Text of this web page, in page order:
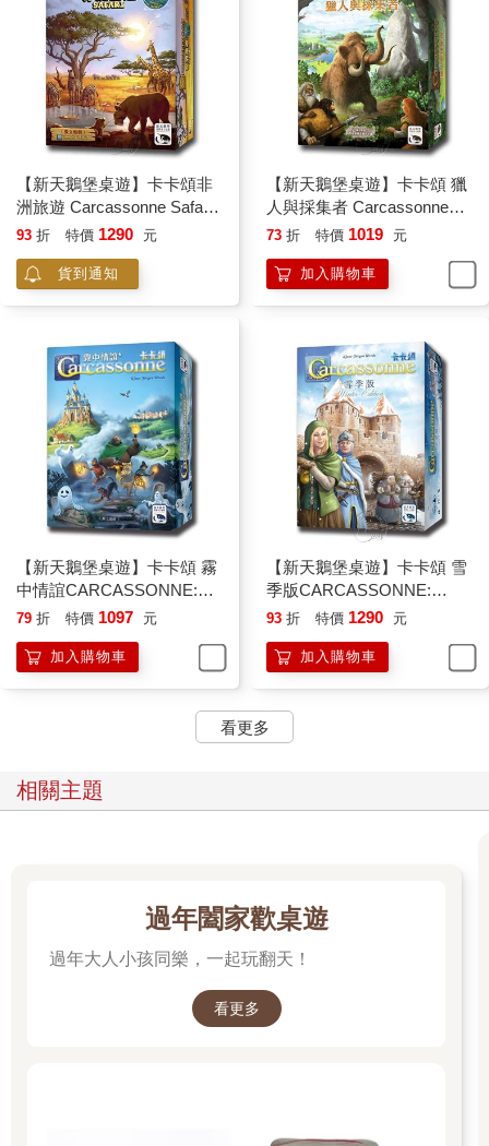
【新天鵝堡桌遊】卡卡頌非
洲旅遊 Carcassonne Safari/
桌上遊戲
93 折 特價 1290 元
貨到通知
【新天鵝堡桌遊】卡卡頌 獵
人與採集者 Carcassonne
Hunter and Gatherer
73 折 特價 1019 元
加入購物車
【新天鵝堡桌遊】卡卡頌 霧
中情誼CARCASSONNE:
MISTS OVER CARCA/桌上
79 折 特價 1097 元
加入購物車
【新天鵝堡桌遊】卡卡頌 雪
季版CARCASSONNE:
WINTER EDITION/桌上遊戲
93 折 特價 1290 元
加入購物車
看更多
相關主題
過年闔家歡桌遊
過年大人小孩同樂，一起玩翻天！
看更多